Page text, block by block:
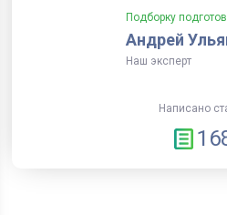
Подборку
Андрей
Наш эксперт
Написано